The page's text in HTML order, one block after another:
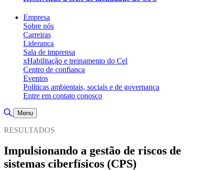
Empresa
Sobre nós
Carreiras
Liderança
Sala de imprensa
xHabilitação e treinamento do Cel
Centro de confiança
Eventos
Políticas ambientais, sociais e de governança
Entre em contato conosco
Alternar pesquisa
Menu
RESULTADOS
Impulsionando a gestão de riscos de
sistemas ciberfísicos (CPS)